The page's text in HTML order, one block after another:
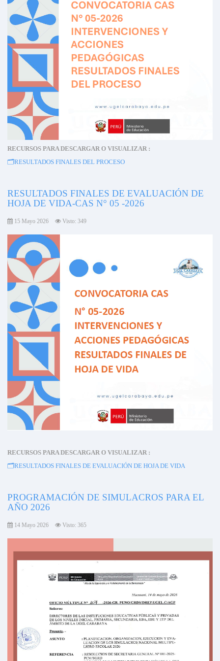
RECURSOS PARA DESCARGAR O VISUALIZAR :
🗂️RESULTADOS FINALES DEL PROCESO
RESULTADOS FINALES DE EVALUACIÓN DE
HOJA DE VIDA-CAS N° 05 -2026
15 Mayo 2026 Visto: 349
RECURSOS PARA DESCARGAR O VISUALIZAR :
🗂️RESULTADOS FINALES DE EVALUACIÓN DE HOJA DE VIDA
PROGRAMACIÓN DE SIMULACROS PARA EL
AÑO 2026
14 Mayo 2026 Visto: 365